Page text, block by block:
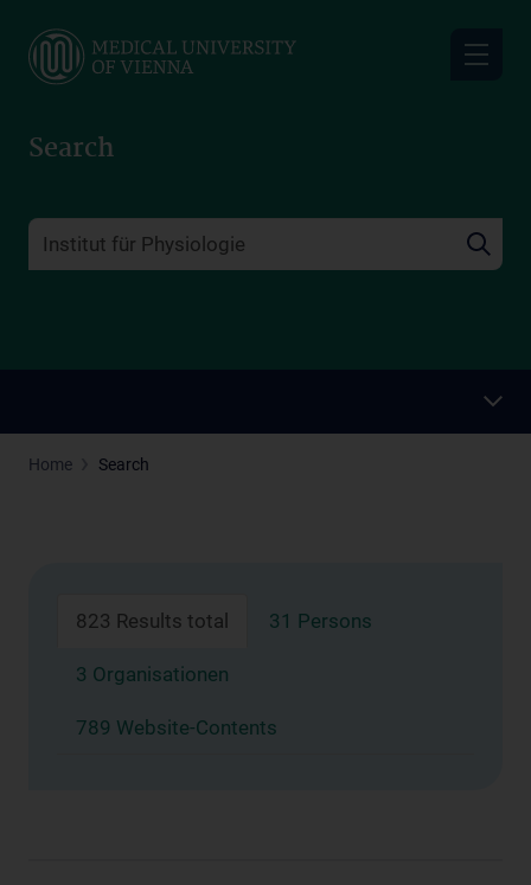
main
Search
Home Search
823 Results total 31 Persons
3 Organisationen
789 Website-Contents